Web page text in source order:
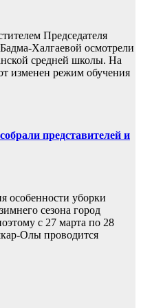
Председателя
Халгаевой осмотрели
средней школы. На
изменен режим обучения
представителей и
особенности уборки
сезона город
с 27 марта по 28
Олы проводится